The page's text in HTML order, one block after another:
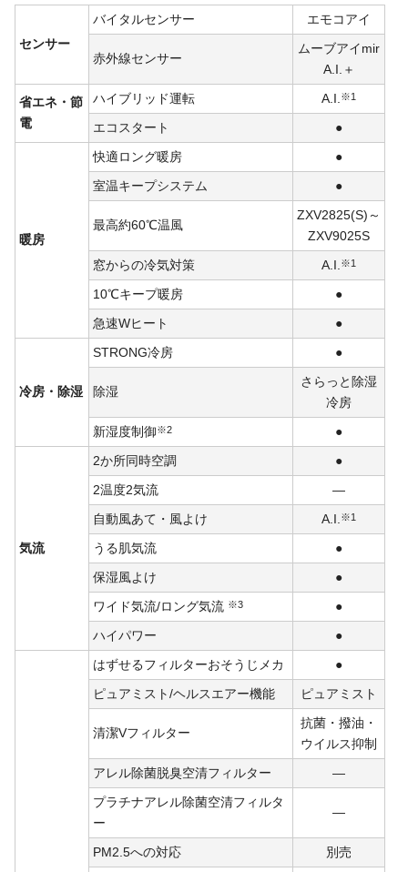
センサー
バイタルセンサー エモコアイ
赤外線センサー
ムーブアイmir
A.I.＋
省エネ・節
電
ハイブリッド運転 A.I. ※1
エコスタート ●
暖房
快適ロング暖房
●
室温キープシステム
●
最高約60℃温風
ZXV2825(S)～
ZXV9025S
窓からの冷気対策
A.I. ※1
10℃キープ暖房
●
急速Wヒート
●
冷房・除湿
STRONG冷房 ●
除湿
さらっと除湿
冷房
新湿度制御※2 ●
気流
2か所同時空調
●
2温度2気流
―
自動風あて・風よけ
A.I. ※1
うる肌気流
●
保湿風よけ
●
ワイド気流/ロング気流 ※3
●
ハイパワー
●
はずせるフィルターおそうじメカ
●
ピュアミスト/ヘルスエアー機能
ピュアミスト
清潔Vフィルター
抗菌・撥油・
ウイルス抑制
アレル除菌脱臭空清フィルター
―
プラチナアレル除菌空清フィルタ
ー
―
PM2.5への対応
別売